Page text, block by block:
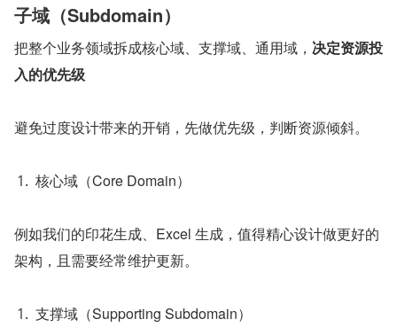
子域（Subdomain）
把整个业务领域拆成核心域、支撑域、通用域， 决定资源投
入的优先级
避免过度设计带来的开销，先做优先级，判断资源倾斜。
核心域（Core Domain）
例如我们的印花生成、Excel 生成，值得精心设计做更好的
架构，且需要经常维护更新。
支撑域（Supporting Subdomain）